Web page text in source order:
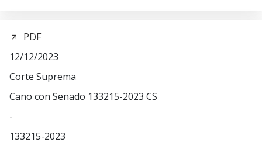
PDF
12/12/2023
Corte Suprema
Cano con Senado 133215-2023 CS
-
133215-2023